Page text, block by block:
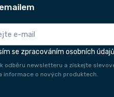
se zpracováním osobních
odběru newsletteru a získejte
informace o nových produktech.